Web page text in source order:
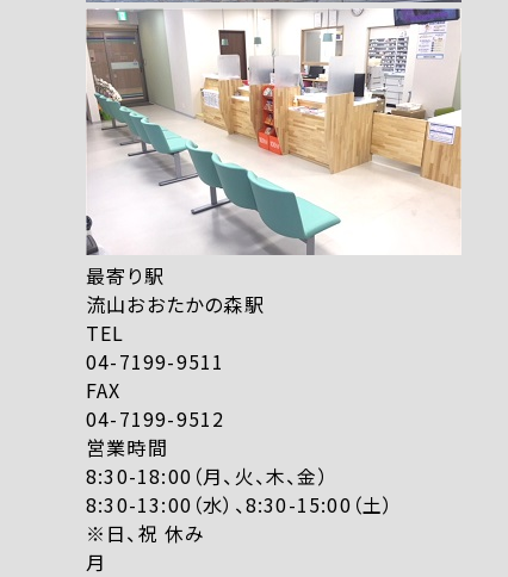
最寄り駅
流山おおたかの森駅
TEL
04-7199-9511
FAX
04-7199-9512
営業時間
8:30-18:00（月、火、木、金）
8:30-13:00（水）、8:30-15:00（土）
※日、祝 休み
月